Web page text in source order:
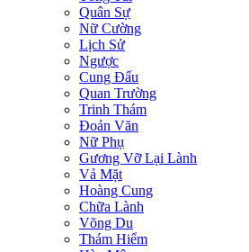
Quân Sự
Nữ Cường
Lịch Sử
Ngược
Cung Đấu
Quan Trường
Trinh Thám
Đoản Văn
Nữ Phụ
Gương Vỡ Lại Lành
Vả Mặt
Hoàng Cung
Chữa Lành
Võng Du
Thám Hiểm